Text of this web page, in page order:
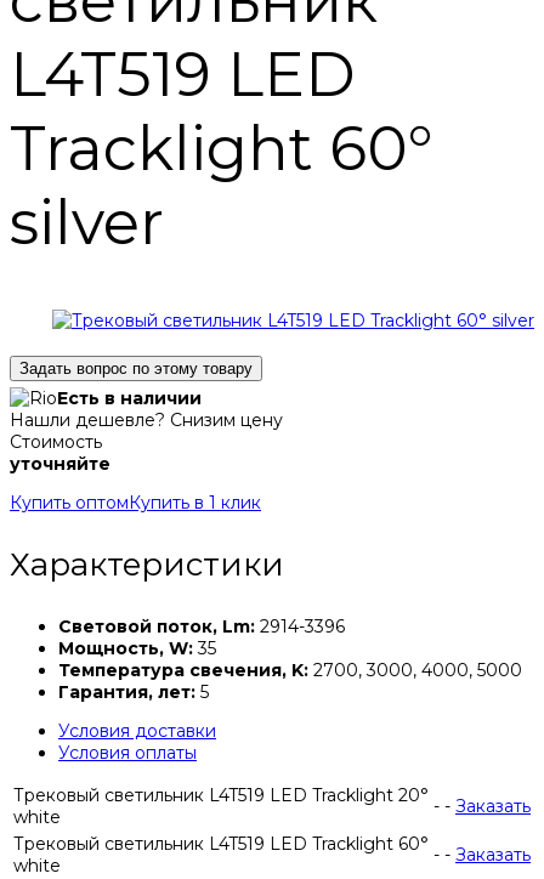
L4T519 LED
Tracklight 60°
silver
Задать вопрос по этому товару
Есть в наличии
Нашли дешевле? Снизим цену
Стоимость
уточняйте
Купить оптом Купить в 1 клик
Характеристики
Световой поток, Lm: 2914-3396
Мощность, W:35
Температура свечения, K: 2700, 3000, 4000, 5000
Гарантия, лет: 5
Условия доставки
Условия оплаты
Трековый светильник L4T519 LED Tracklight 20°
white
- - Заказать
Трековый светильник L4T519 LED Tracklight 60°
white
- - Заказать